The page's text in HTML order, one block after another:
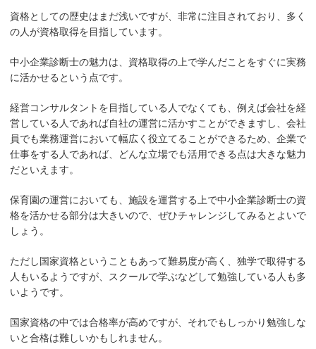
資格としての歴史はまだ浅いですが、非常に注目されており、多く
の人が資格取得を目指しています。
中小企業診断士の魅力は、資格取得の上で学んだことをすぐに実務
に活かせるという点です。
経営コンサルタントを目指している人でなくても、例えば会社を経
営している人であれば自社の運営に活かすことができますし、会社
員でも業務運営において幅広く役立てることができるため、企業で
仕事をする人であれば、どんな立場でも活用できる点は大きな魅力
だといえます。
保育園の運営においても、施設を運営する上で中小企業診断士の資
格を活かせる部分は大きいので、ぜひチャレンジしてみるとよいで
しょう。
ただし国家資格ということもあって難易度が高く、独学で取得する
人もいるようですが、スクールで学ぶなどして勉強している人も多
いようです。
国家資格の中では合格率が高めですが、それでもしっかり勉強しな
いと合格は難しいかもしれません。